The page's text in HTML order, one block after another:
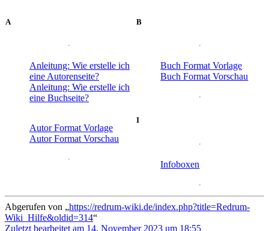
A
Anleitung: Wie erstelle ich
eine Autorenseite?
Anleitung: Wie erstelle ich
eine Buchseite?
Autor Format Vorlage
Autor Format Vorschau
B
Buch Format Vorlage
Buch Format Vorschau
I
Infoboxen
Abgerufen von „https://redrum-wiki.de/index.php?title=Redrum-
Wiki_Hilfe&oldid=314“
Zuletzt bearbeitet am 14. November 2023 um 18:55